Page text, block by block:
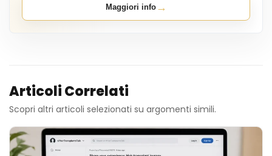
Maggiori info→
Articoli Correlati
Scopri altri articoli selezionati su argomenti simili.